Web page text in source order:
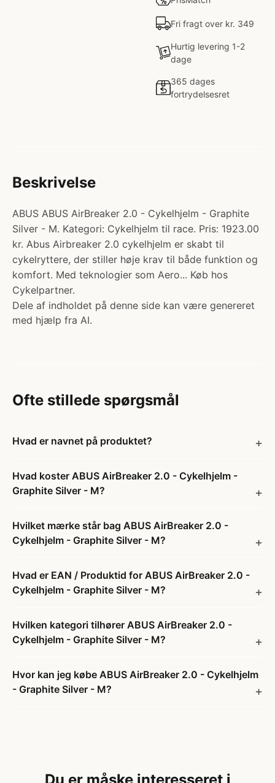
Fri fragt over kr. 349
Hurtig levering 1-2
dage
365 dages
fortrydelsesret
Beskrivelse
ABUS ABUS AirBreaker 2.0 - Cykelhjelm - Graphite
Silver - M. Kategori: Cykelhjelm til race. Pris: 1923.00
kr. Abus Airbreaker 2.0 cykelhjelm er skabt til
cykelryttere, der stiller høje krav til både funktion og
komfort. Med teknologier som Aero... Køb hos
Cykelpartner.
Dele af indholdet på denne side kan være genereret
med hjælp fra AI.
Ofte stillede spørgsmål
Hvad er navnet på produktet?
Hvad koster ABUS AirBreaker 2.0 - Cykelhjelm -
Graphite Silver - M?
Hvilket mærke står bag ABUS AirBreaker 2.0 -
Cykelhjelm - Graphite Silver - M?
Hvad er EAN / Produktid for ABUS AirBreaker 2.0 -
Cykelhjelm - Graphite Silver - M?
Hvilken kategori tilhører ABUS AirBreaker 2.0 -
Cykelhjelm - Graphite Silver - M?
Hvor kan jeg købe ABUS AirBreaker 2.0 - Cykelhjelm
- Graphite Silver - M?